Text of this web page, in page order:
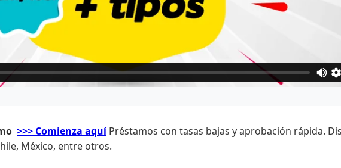
>>> Comienza aquíPréstamos con tasas bajas y aprobación rápida.
México, entre otros.